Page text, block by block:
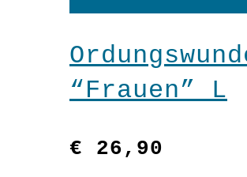
“Frauen” L
€ 26,90